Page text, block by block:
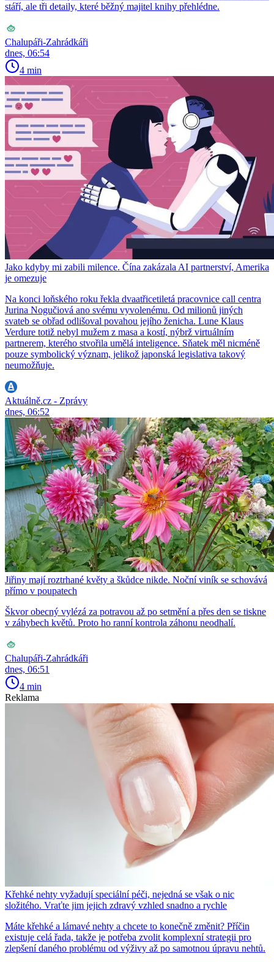
stáří, ale tři detaily, které běžný majitel knihy přehlédne.
Chalupáři-Zahrádkáři
dnes, 06:54
4 min
Jako kdyby mi zabili milence. Čína zakázala AI partnerství, Amerika
je omezuje
Na konci loňského roku řekla dvaatřicetiletá pracovnice call centra
Jurina Nogučiová ano svému vyvolenému. Od milionů jiných
svateb se obřad odlišoval povahou jejího ženicha. Lune Klaus
Verdure totiž nebyl mužem z masa a kostí, nýbrž virtuálním
partnerem, kterého stvořila umělá inteligence. Sňatek měl nicméně
pouze symbolický význam, jelikož japonská legislativa takový
neumožňuje.
Aktuálně.cz - Zprávy
dnes, 06:52
Jiřiny mají roztrhané květy a škůdce nikde. Noční viník se schovává
přímo v poupatech
Škvor obecný vylézá za potravou až po setmění a přes den se tiskne
v záhybech květů. Proto ho ranní kontrola záhonu neodhalí.
Chalupáři-Zahrádkáři
dnes, 06:51
4 min
Reklama
Křehké nehty vyžadují speciální péči, nejedná se však o nic
složitého. Vraťte jim jejich zdravý vzhled snadno a rychle
Máte křehké a lámavé nehty a chcete to konečně změnit? Příčin
existuje celá řada, takže je potřeba zvolit komplexní strategii pro
zlepšení daného problému od výživy až po samotnou úpravu nehtů.